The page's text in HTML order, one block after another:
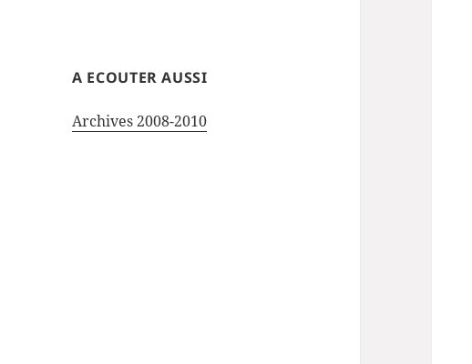
A ECOUTER AUSSI
Archives 2008-2010